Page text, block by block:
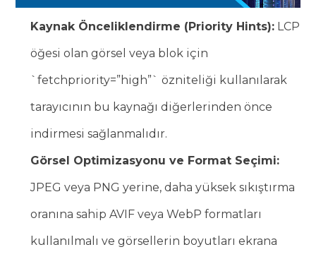
Kaynak Önceliklendirme (Priority Hints): LCP
öğesi olan görsel veya blok için
`fetchpriority=”high”` özniteliği kullanılarak
tarayıcının bu kaynağı diğerlerinden önce
indirmesi sağlanmalıdır.
Görsel Optimizasyonu ve Format Seçimi:
JPEG veya PNG yerine, daha yüksek sıkıştırma
oranına sahip AVIF veya WebP formatları
kullanılmalı ve görsellerin boyutları ekrana